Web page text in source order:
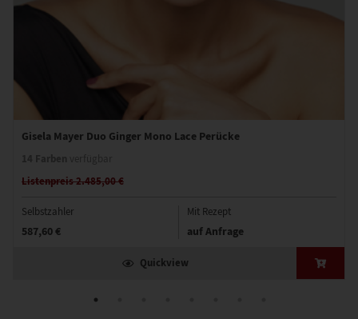
Gisela Mayer Duo Ginger Mono Lace Perücke
Listenpreis 2.485,00 €
Selbstzahler
587,60 €
Mit Rezept
auf Anfrage
Quickview